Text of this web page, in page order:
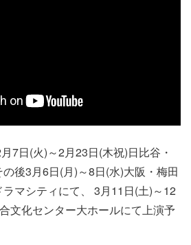
7日(火)～2月23日(木祝)日比谷・
後3月6日(月)～8日(水)大阪・梅田
マシティにて、 3月11日(土)～12
文化センター大ホールにて上演予